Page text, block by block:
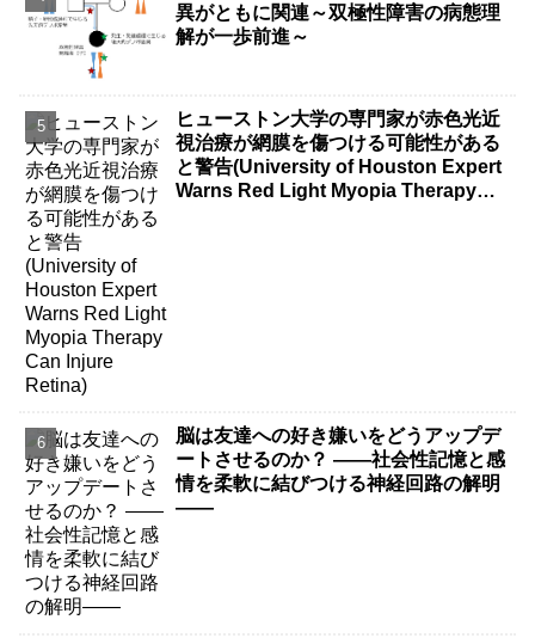
異がともに関連～双極性障害の病態理
解が一歩前進～
ヒューストン大学の専門家が赤色光近
視治療が網膜を傷つける可能性がある
と警告(University of Houston Expert
Warns Red Light Myopia Therapy
脳は友達への好き嫌いをどうアップデ
ートさせるのか？ ――社会性記憶と感
情を柔軟に結びつける神経回路の解明
――